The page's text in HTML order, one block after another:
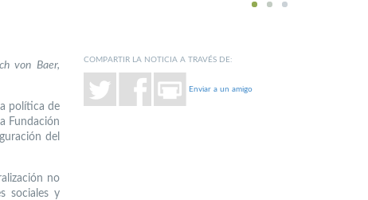
1 2 3
von Baer,
política de
Fundación
del
no
sociales y
COMPARTIR LA NOTICIA A TRAVÉS DE:
Enviar a un amigo